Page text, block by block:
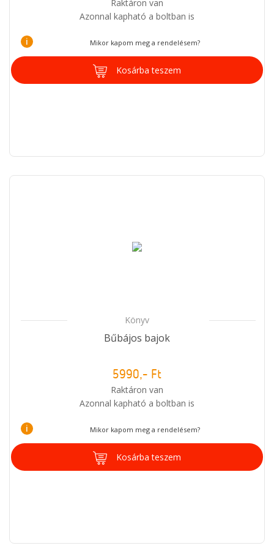
Raktáron van
Azonnal kapható a boltban is
i Mikor kapom meg a rendelésem?
Kosárba teszem
Könyv
Bűbájos bajok
5990,- Ft
Raktáron van
Azonnal kapható a boltban is
i Mikor kapom meg a rendelésem?
Kosárba teszem